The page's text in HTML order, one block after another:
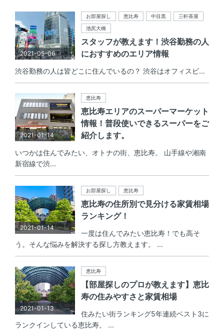
2021-05-06
お部屋探し 恵比寿 中目黒
三軒茶屋
池尻大橋
スタッフが教えます！渋谷勤務の人
におすすめのエリア情報
渋谷勤務の人は皆どこに住んでいるの？ 渋谷はオフィスビ...
2021-01-14
恵比寿
恵比寿エリアのスーパーマーケット
情報！普段使いできるスーパーをご
紹介します。
いつかは住んでみたい、オトナの街、恵比寿。 山手線や湘南
新宿線で渋...
2021-01-14
お部屋探し 恵比寿
恵比寿の住所別で見分ける家賃相場
ランキング！
一度は住んでみたい恵比寿！でも高そ
う。そんな悩みを解決する探し方教えます。 ...
2021-01-13
恵比寿
【部屋探しのプロが教えます】恵比
寿の住みやすさと家賃相場
住みたい街ランキング5年連続ベスト3に
ランクインしている恵比寿。 ...